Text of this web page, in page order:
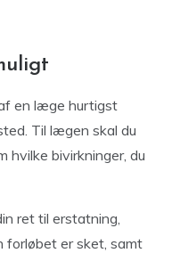
en læge hurtigst
Til lægen skal du
bivirkninger, du
ret til erstatning,
forløbet er sket, samt